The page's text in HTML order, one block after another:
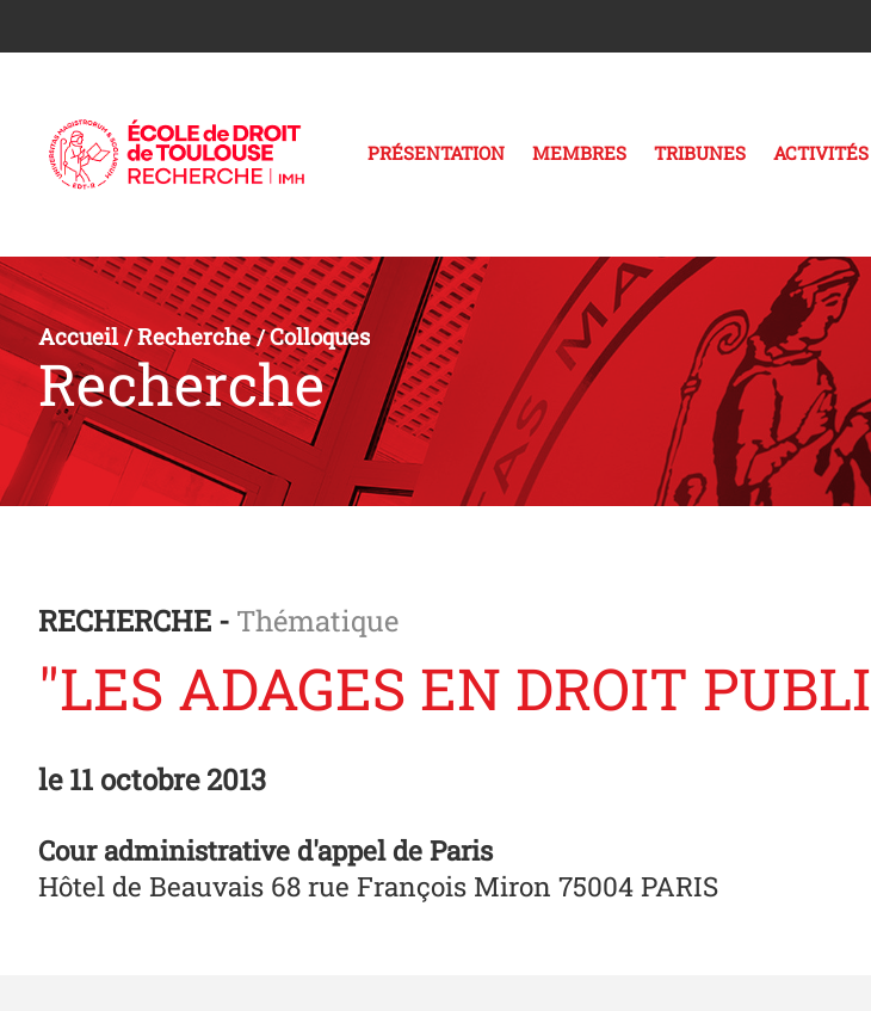
PRÉSENTATION MEMBRES TRIBUNES
Accueil/Recherche/Colloques
Recherche
RECHERCHE - Thématique
"LES ADAGES EN DROIT
le11 octobre 2013
Cour administrative d'appel de Paris
Hôtel de Beauvais 68 rue François Miron 75004 PARIS